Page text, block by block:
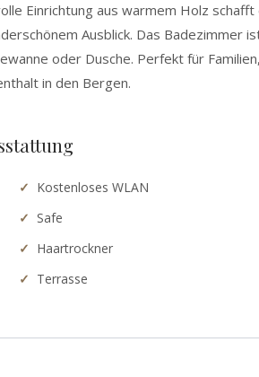
Einrichtung aus warmem Holz
Ausblick. Das
oder Dusche. Perfekt für
in den Bergen.
Kostenloses WLAN
Safe
Haartrockner
Terrasse